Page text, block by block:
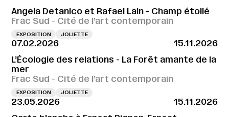
Angela Detanico et Rafael Lain - Champ étoilé
Frac Sud - Cité de l’art contemporain
EXPOSITION JOLIETTE
07.02.2026
15.11.2026
L’Écologie des relations - La Forêt amante de la
mer
Frac Sud - Cité de l’art contemporain
EXPOSITION JOLIETTE
23.05.2026
15.11.2026